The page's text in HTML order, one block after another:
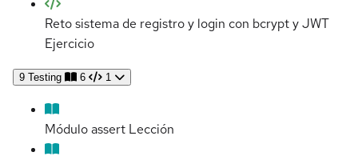
Reto sistema de registro y login con bcrypt y JWT
Ejercicio
9 Testing 6 1
Módulo assert Lección